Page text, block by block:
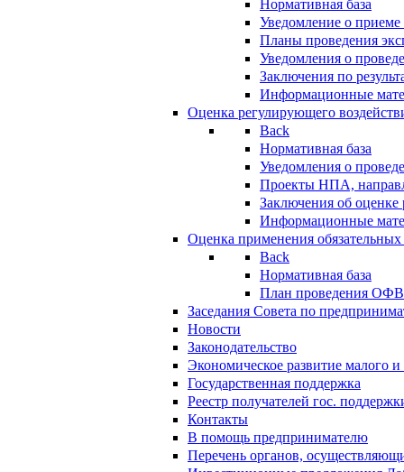
Нормативная база
Уведомление о
Планы проведения
Уведомления о
Заключения по
Информационные
Оценка регулирующего
Back
Нормативная база
Уведомления о
Проекты НПА,
Заключения об
Информационные
Оценка применения
Back
Нормативная база
План проведения
Заседания Совета по
Новости
Законодательство
Экономическое развитие малого и
Государственная поддержка
Реестр получателей гос.
Контакты
В помощь предпринимателю
Перечень органов,